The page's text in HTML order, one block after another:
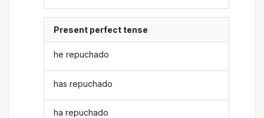
Present perfect tense
he repuchado
has repuchado
ha repuchado